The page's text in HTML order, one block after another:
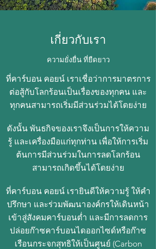
เกี่ยวกับเรา
ความยั่งยื่น ที่ยืดยาว
ที่คาร์บอน คอยน์ เราเชื่อว่าการมาตรการ
ต่อสู้กับโลกร้อนเป็นเรื่องของทุกคน และ
ทุกคนสามารถเริ่มมีส่วนร่วมได้โดยง่าย
ดังนั้น พันธกิจของเราจึงเป็นการให้ความ
รู้ และเครื่องมือแก่ทุกท่าน เพื่อให้การเริ่ม
ต้นการมีส่วนร่วมในการลดโลกร้อน
สามารถเกิดขึ้นได้โดยง่าย
ที่คาร์บอน คอยน์ เรายินดีให้ความรู้ ให้คำ
ปรึกษา และร่วมพัฒนาองค์กรให้เดินหน้า
เข้าสู่สังคมคาร์บอนต่ำ และมีการลดการ
ปล่อยก๊าซคาร์บอนไดออกไซด์หรือก๊าซ
เรือนกระจกสุทธิให้เป็นศูนย์ (Carbon